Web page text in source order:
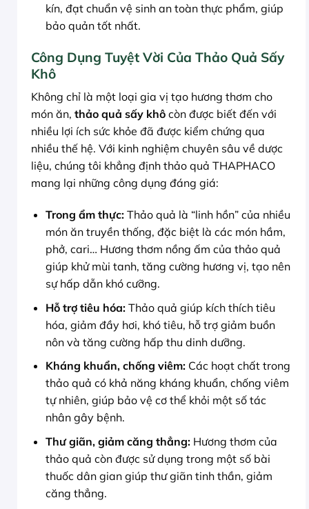
kín, đạt chuẩn vệ sinh an toàn thực phẩm, giúp
bảo quản tốt nhất.
Công Dụng Tuyệt Vời Của Thảo Quả Sấy
Khô
Không chỉ là một loại gia vị tạo hương thơm cho
món ăn, thảo quả sấy khô còn được biết đến với
nhiều lợi ích sức khỏe đã được kiểm chứng qua
nhiều thế hệ. Với kinh nghiệm chuyên sâu về dược
liệu, chúng tôi khẳng định thảo quả THAPHACO
mang lại những công dụng đáng giá:
Trong ẩm thực:Thảo quả là “linh hồn” của nhiều
món ăn truyền thống, đặc biệt là các món hầm,
phở, cari… Hương thơm nồng ấm của thảo quả
giúp khử mùi tanh, tăng cường hương vị, tạo nên
sự hấp dẫn khó cưỡng.
Hỗ trợ tiêu hóa:Thảo quả giúp kích thích tiêu
hóa, giảm đầy hơi, khó tiêu, hỗ trợ giảm buồn
nôn và tăng cường hấp thu dinh dưỡng.
Kháng khuẩn, chống viêm:Các hoạt chất trong
thảo quả có khả năng kháng khuẩn, chống viêm
tự nhiên, giúp bảo vệ cơ thể khỏi một số tác
nhân gây bệnh.
Thư giãn, giảm căng thẳng:Hương thơm của
thảo quả còn được sử dụng trong một số bài
thuốc dân gian giúp thư giãn tinh thần, giảm
căng thẳng.